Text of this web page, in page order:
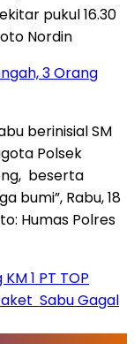
3 Orang
1 PT TOP
Sabu Gagal